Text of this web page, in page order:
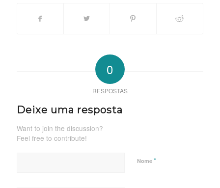
0
RESPOSTAS
Deixe uma resposta
Want to join the discussion?
Feel free to contribute!
Nome *